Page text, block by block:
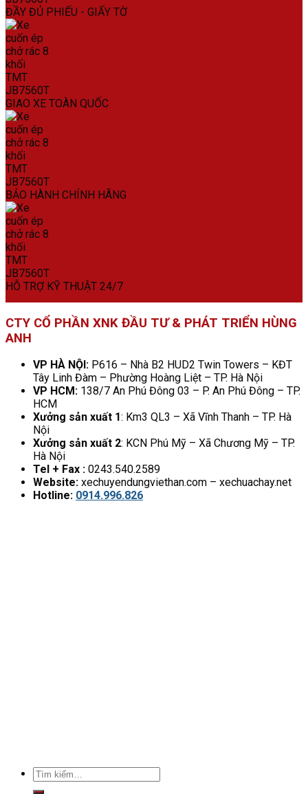
ĐẦY ĐỦ PHIẾU - GIẤY TỜ
GIAO XE TOÀN QUỐC
BẢO HÀNH CHÍNH HÃNG
HỖ TRỢ KỸ THUẬT 24/7
CTY CỔ PHẦN XNK ĐẦU TƯ & PHÁT TRIỂN HÙNG
ANH
VP HÀ NỘI: P616 – Nhà B2 HUD2 Twin Towers – KĐT
Tây Linh Đàm – Phường Hoàng Liệt – TP. Hà Nội
VP HCM: 138/7 An Phú Đông 03 – P. An Phú Đông – TP.
HCM
Xưởng sản xuất 1: Km3 QL3 – Xã Vĩnh Thanh – TP. Hà
Nội
Xưởng sản xuất 2: KCN Phú Mỹ – Xã Chương Mỹ – TP.
Hà Nội
Tel + Fax : 0243.540.2589
Website: xechuyendungviethan.com – xechuachay.net
Hotline: 0914.996.826
Tìm